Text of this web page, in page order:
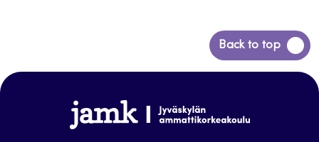
Back to top
Siirry
takaisin
www.jamk.fi